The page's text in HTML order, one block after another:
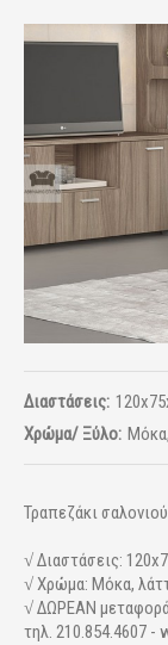
Διαστάσεις:
Χρώμα/ Ξύλο:
Τραπεζάκι
√ Διαστάσεις:
√ Χρώμα: Mόκα,
√ ΔΩΡΕΑΝ
τηλ. 210.854.4607 -